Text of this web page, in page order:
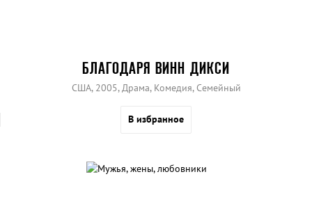
БЛАГОДАРЯ ВИНН ДИКСИ
США, 2005, Драма, Комедия, Семейный
В избранное